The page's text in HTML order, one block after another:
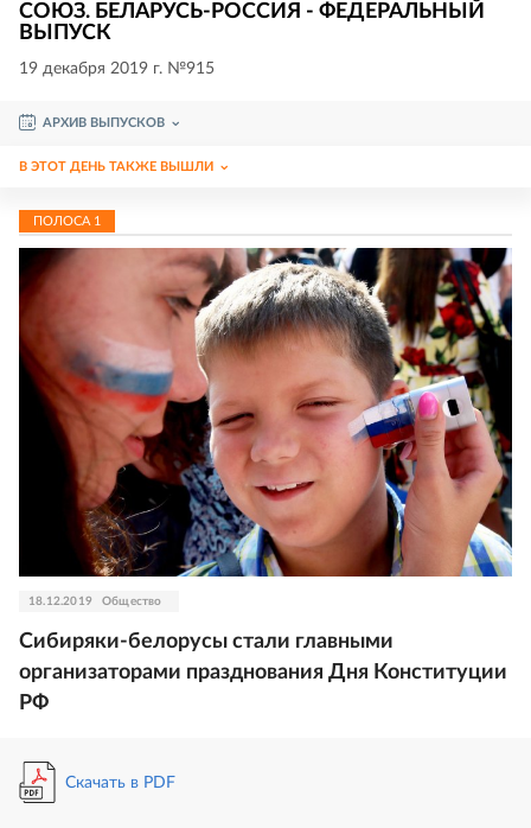
СОЮЗ. БЕЛАРУСЬ-РОССИЯ - ФЕДЕРАЛЬНЫЙ
ВЫПУСК
19 декабря 2019 г. №915
АРХИВ ВЫПУСКОВ
В ЭТОТ ДЕНЬ ТАКЖЕ ВЫШЛИ
ПОЛОСА 1
18.12.2019 Общество
Сибиряки-белорусы стали главными
организаторами празднования Дня Конституции
РФ
Скачать в PDF